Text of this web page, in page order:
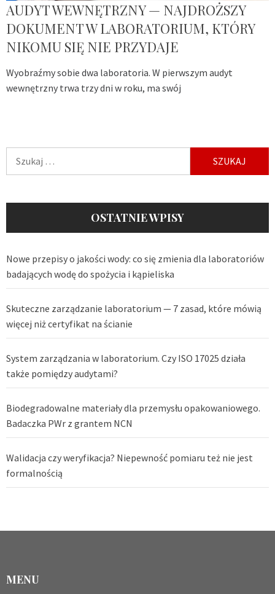
AUDYT WEWNĘTRZNY — NAJDROŻSZY
DOKUMENT W LABORATORIUM, KTÓRY
NIKOMU SIĘ NIE PRZYDAJE
Wyobraźmy sobie dwa laboratoria. W pierwszym audyt
wewnętrzny trwa trzy dni w roku, ma swój
OSTATNIE WPISY
Nowe przepisy o jakości wody: co się zmienia dla laboratoriów
badających wodę do spożycia i kąpieliska
Skuteczne zarządzanie laboratorium — 7 zasad, które mówią
więcej niż certyfikat na ścianie
System zarządzania w laboratorium. Czy ISO 17025 działa
także pomiędzy audytami?
Biodegradowalne materiały dla przemysłu opakowaniowego.
Badaczka PWr z grantem NCN
Walidacja czy weryfikacja? Niepewność pomiaru też nie jest
formalnością
MENU